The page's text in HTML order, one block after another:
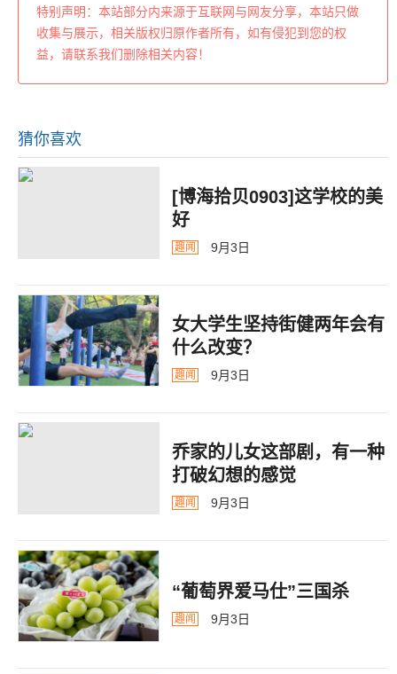
特别声明：本站部分内来源于互联网与网友分享，本站只做
收集与展示，相关版权归原作者所有，如有侵犯到您的权
益，请联系我们删除相关内容！
猜你喜欢
[博海拾贝0903]这学校的美
好
趣闻 9月3日
女大学生坚持街健两年会有
什么改变？
趣闻 9月3日
乔家的儿女这部剧，有一种
打破幻想的感觉
趣闻 9月3日
“葡萄界爱马仕”三国杀
趣闻 9月3日